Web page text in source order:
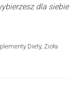
dla siebie
Diety, Zioła